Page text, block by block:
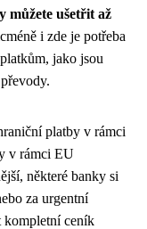
můžete ušetřit až
i zde je potřeba
jako jsou
platby v rámci
v rámci EU
některé banky si
za urgentní
kompletní ceník